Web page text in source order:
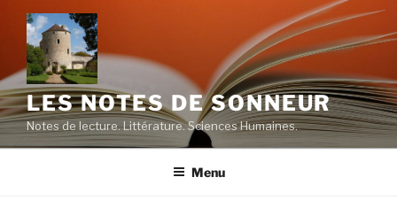
contenu
principal
LES NOTES DE SONNEUR
Notes de lecture. Littérature. Sciences Humaines.
Menu